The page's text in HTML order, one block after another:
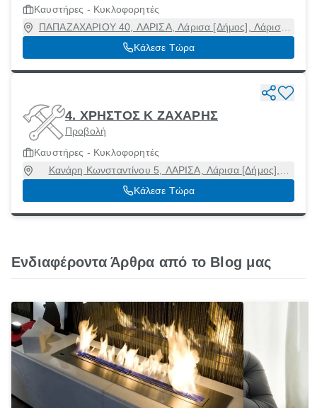
Καυστήρες - Κυκλοφορητές
ΠΑΠΑΖΑΧΑΡΙΟΥ 40, ΛΑΡΙΣΑ, Λάρισα [Δήμος], Λάρισα,
41334
Κάλεσε Τώρα
4. ΧΡΗΣΤΟΣ Κ ΖΑΧΑΡΗΣ
Προβολή
Καυστήρες - Κυκλοφορητές
Κανάρη Κωνσταντίνου 5, ΛΑΡΙΣΑ, Λάρισα [Δήμος],
Λάρισα, 41223
Κάλεσε Τώρα
Ενδιαφέροντα Άρθρα από το Blog μας